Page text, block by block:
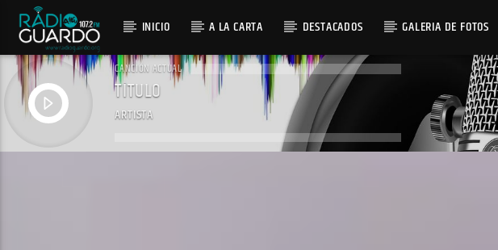
INICIO A LA CARTA DESTACADOS GALERIA DE FOTOS
CANCIÓN ACTUAL
TÍTULO
ARTISTA